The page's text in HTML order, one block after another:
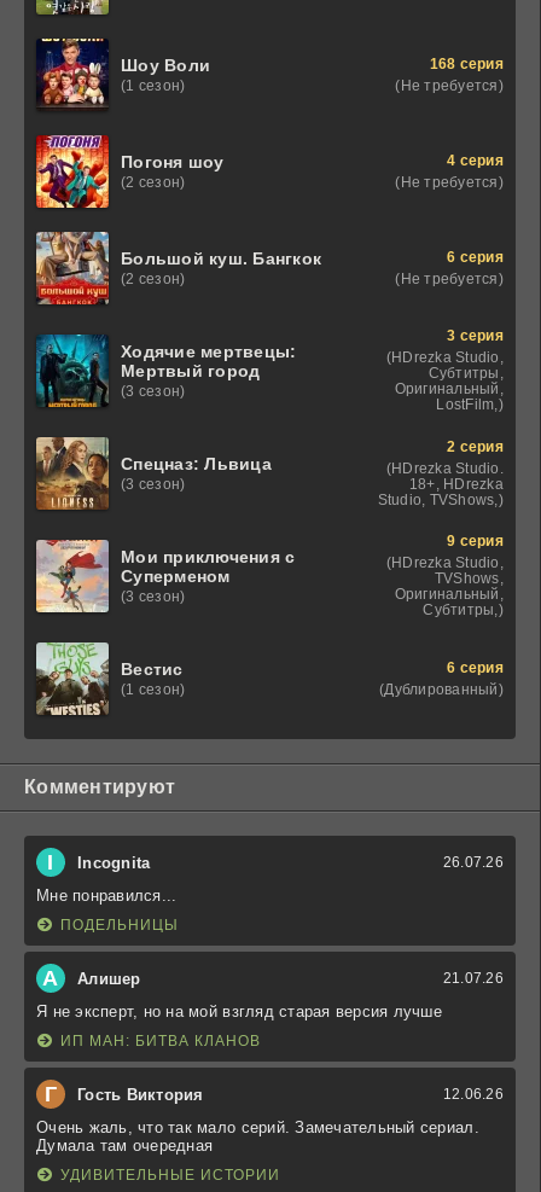
Шоу Воли
(1 сезон)
168 серия
(Не требуется)
Погоня шоу
(2 сезон)
4 серия
(Не требуется)
Большой куш. Бангкок
(2 сезон)
6 серия
(Не требуется)
Ходячие мертвецы:
Мертвый город
(3 сезон)
3 серия
(HDrezka Studio,
Субтитры,
Оригинальный,
LostFilm,)
Спецназ: Львица
(3 сезон)
2 серия
(HDrezka Studio.
18+, HDrezka
Studio, TVShows,)
Мои приключения с
Суперменом
(3 сезон)
9 серия
(HDrezka Studio,
TVShows,
Оригинальный,
Субтитры,)
Вестис
(1 сезон)
6 серия
(Дублированный)
Комментируют
I Incognita 26.07.26
Мне понравился...
ПОДЕЛЬНИЦЫ
А Алишер 21.07.26
Я не эксперт, но на мой взгляд старая версия лучше
ИП МАН: БИТВА КЛАНОВ
Г Гость Виктория 12.06.26
Очень жаль, что так мало серий. Замечательный сериал.
Думала там очередная
УДИВИТЕЛЬНЫЕ ИСТОРИИ